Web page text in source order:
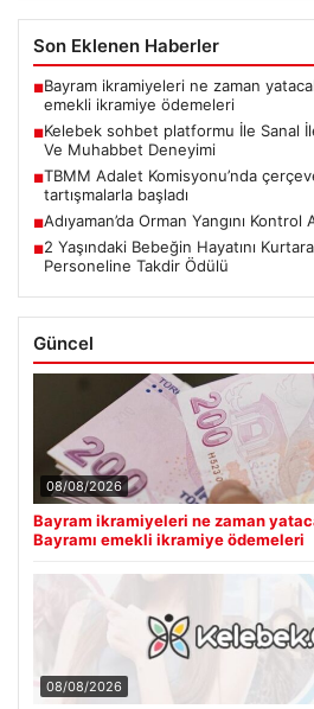
Son Eklenen Haberler
■Bayram ikramiyeleri ne zaman
emekli ikramiye ödemeleri
■Kelebek sohbet platformu İle Sanal
Ve Muhabbet Deneyimi
■TBMM Adalet Komisyonu’nda
tartışmalarla başladı
■Adıyaman’da Orman Yangını Kontrol
■2 Yaşındaki Bebeğin Hayatını
Personeline Takdir Ödülü
Güncel
08/08/2026
Bayram ikramiyeleri ne zaman
Bayramı emekli ikramiye ödemeleri
08/08/2026